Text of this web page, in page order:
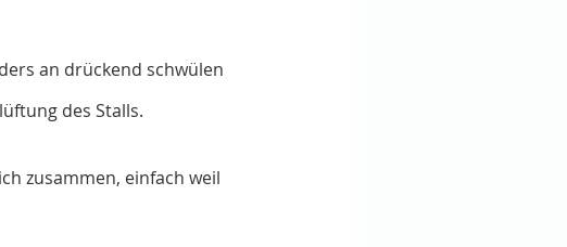
an drückend schwülen
des Stalls.
zusammen, einfach weil